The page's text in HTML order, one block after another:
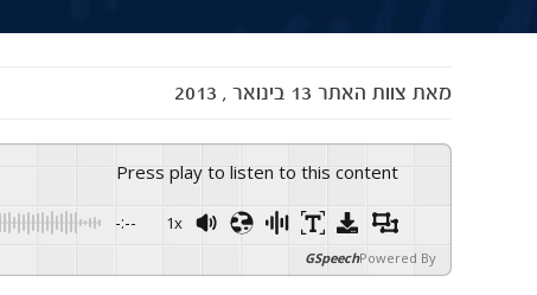
מאת צוות האתר 13 בינואר , 2013
Press play to listen to this content
-:-- 1x
Powered By
GSpeech